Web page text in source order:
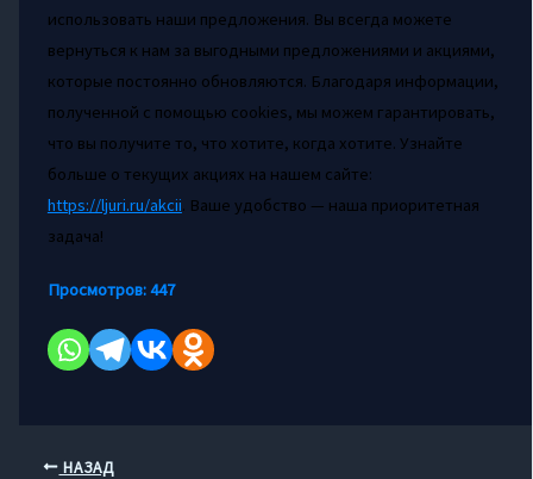
использовать наши предложения. Вы всегда можете
вернуться к нам за выгодными предложениями и акциями,
которые постоянно обновляются. Благодаря информации,
полученной с помощью cookies, мы можем гарантировать,
что вы получите то, что хотите, когда хотите. Узнайте
больше о текущих акциях на нашем сайте:
https://ljuri.ru/akcii. Ваше удобство — наша приоритетная
задача!
Просмотров:447
НАЗАД